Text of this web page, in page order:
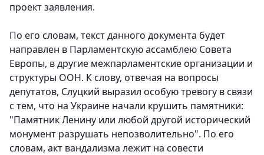
проект заявления.
По его словам, текст данного документа будет
направлен в Парламентскую ассамблею Совета
Европы, в другие межпарламентские организации и
структуры ООН. К слову, отвечая на вопросы
депутатов, Слуцкий выразил особую тревогу в связи
с тем, что на Украине начали крушить памятники:
"Памятник Ленину или любой другой исторический
монумент разрушать непозволительно". По его
словам, акт вандализма лежит на совести